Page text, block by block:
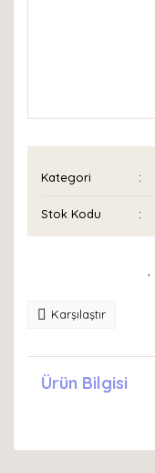
Kategori
Stok Kodu
Karşılaştır
Ürün Bilgisi